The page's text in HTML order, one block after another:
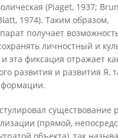
(Piaget, 1937;
1974). Таким образом,
получает
личностный и
эта фиксация отражает
развития и развития Я,
существование
(прямой,
объекта), так